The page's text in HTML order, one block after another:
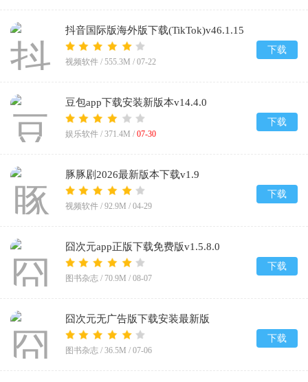
抖音国际版海外版下载(TikTok)v46.1.15
视频软件 / 555.3M / 07-22
下载
豆包app下载安装新版本v14.4.0
娱乐软件 / 371.4M / 07-30
下载
豚豚剧2026最新版本下载v1.9
视频软件 / 92.9M / 04-29
下载
囧次元app正版下载免费版v1.5.8.0
图书杂志 / 70.9M / 08-07
下载
囧次元无广告版下载安装最新版
2026v1.5.8.0
图书杂志 / 36.5M / 07-06
下载